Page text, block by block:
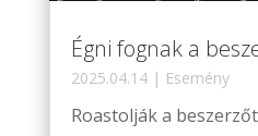
Égni fognak a
2025.04.14| Esemény
Roastolják a